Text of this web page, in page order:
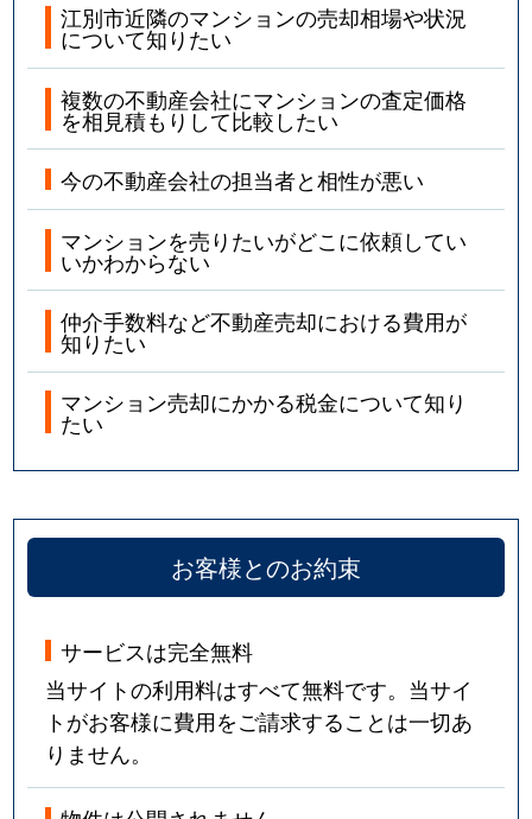
江別市近隣のマンションの売却相場や状況
について知りたい
複数の不動産会社にマンションの査定価格
を相見積もりして比較したい
今の不動産会社の担当者と相性が悪い
マンションを売りたいがどこに依頼してい
いかわからない
仲介手数料など不動産売却における費用が
知りたい
マンション売却にかかる税金について知り
たい
お客様とのお約束
サービスは完全無料
当サイトの利用料はすべて無料です。当サイ
トがお客様に費用をご請求することは一切あ
りません。